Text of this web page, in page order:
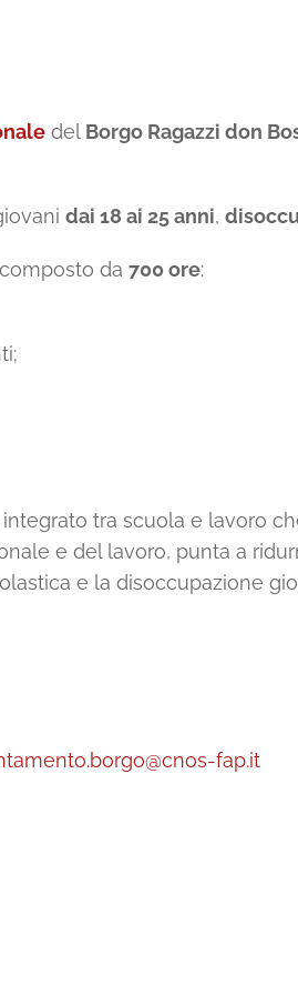
del Borgo Ragazzi don
dai 18 ai 25 anni,
da 700 ore:
tra scuola e lavoro
e del lavoro, punta a
e la disoccupazione
fap.it